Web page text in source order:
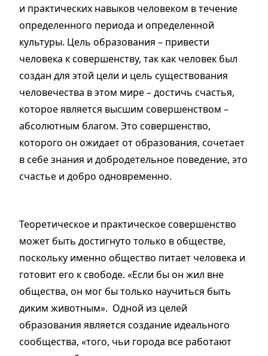
и практических навыков человеком в течение
определенного периода и определенной
культуры. Цель образования – привести
человека к совершенству, так как человек был
создан для этой цели и цель существования
человечества в этом мире – достичь счастья,
которое является высшим совершенством –
абсолютным благом. Это совершенство,
которого он ожидает от образования, сочетает
в себе знания и добродетельное поведение, это
счастье и добро одновременно.
Теоретическое и практическое совершенство
может быть достигнуто только в обществе,
поскольку именно общество питает человека и
готовит его к свободе. «Если бы он жил вне
общества, он мог бы только научиться быть
диким животным». Одной из целей
образования является создание идеального
сообщества, «того, чьи города все работают